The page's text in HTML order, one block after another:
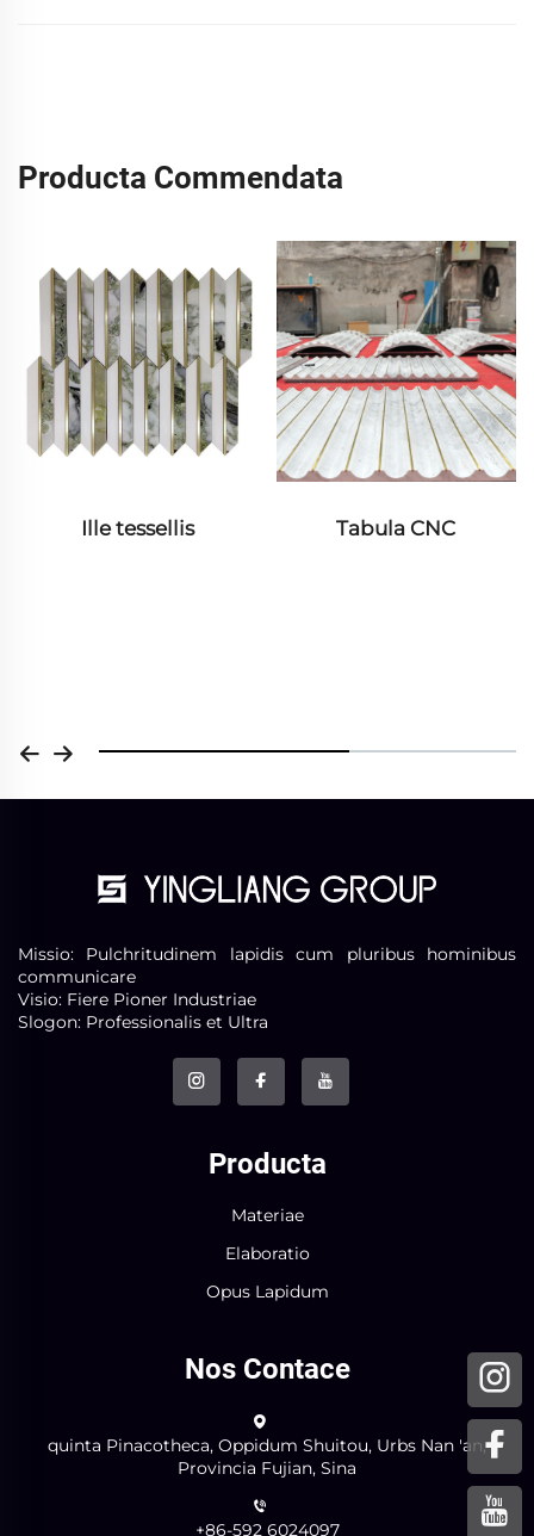
Producta Commendata
Ille tessellis Tabula CNC
Missio: Pulchritudinem lapidis cum pluribus hominibus
communicare
Visio: Fiere Pioner Industriae
Slogon: Professionalis et Ultra
Producta
Materiae
Elaboratio
Opus Lapidum
Nos Contace
quinta Pinacotheca, Oppidum Shuitou, Urbs Nan 'an,
Provincia Fujian, Sina
+86-592 6024097